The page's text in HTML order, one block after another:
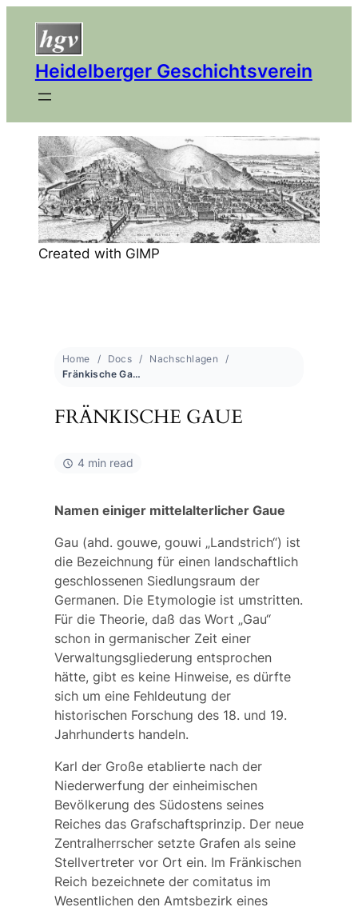
Heidelberger Geschichtsverein
Created with GIMP
Home Docs
Nachschlagen
Fränkische Gaue
FRÄNKISCHE GAUE
4 min read
Namen einiger mittelalterlicher Gaue
Gau (ahd. gouwe, gouwi „Landstrich“) ist
die Bezeichnung für einen landschaftlich
geschlossenen Siedlungsraum der
Germanen. Die Etymologie ist umstritten.
Für die Theorie, daß das Wort „Gau“
schon in germanischer Zeit einer
Verwaltungsgliederung entsprochen
hätte, gibt es keine Hinweise, es dürfte
sich um eine Fehldeutung der
historischen Forschung des 18. und 19.
Jahrhunderts handeln.
Karl der Große etablierte nach der
Niederwerfung der einheimischen
Bevölkerung des Südostens seines
Reiches das Grafschaftsprinzip. Der neue
Zentralherrscher setzte Grafen als seine
Stellvertreter vor Ort ein. Im Fränkischen
Reich bezeichnete der comitatusim
Wesentlichen den Amtsbezirk eines